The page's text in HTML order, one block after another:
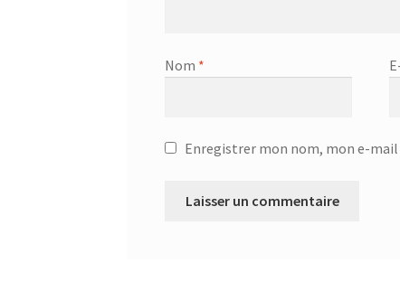
Nom *
Enregistrer mon nom, mon e-